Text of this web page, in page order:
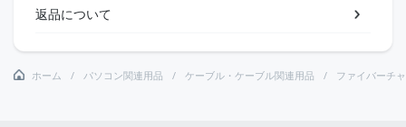
返品について
ホーム パソコン関連用品 ケーブル・ケーブル関連用品 ファイバーチ